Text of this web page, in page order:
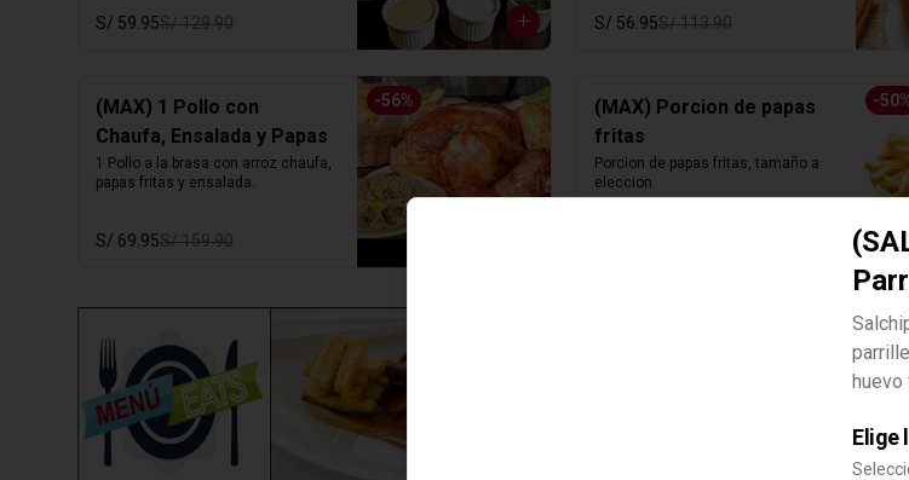
S/ 59.95S/ 129.90 S/ 56.95S/ 113.90
-56%
(MAX) 1 Pollo con
Chaufa, Ensalada y Papas
1 Pollo a la brasa con arroz chaufa,
papas fritas y ensalada.
S/ 69.95S/ 159.90
-50
(MAX) Porcion de papas
fritas
Porcion de papas fritas, tamaño a
eleccion.
huevo
Elige